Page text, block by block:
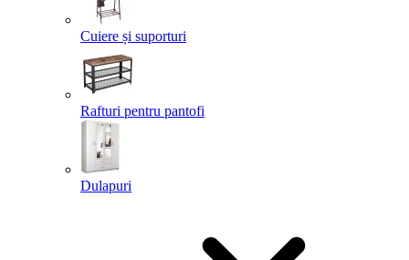
Cuiere și suporturi
Rafturi pentru pantofi
Dulapuri